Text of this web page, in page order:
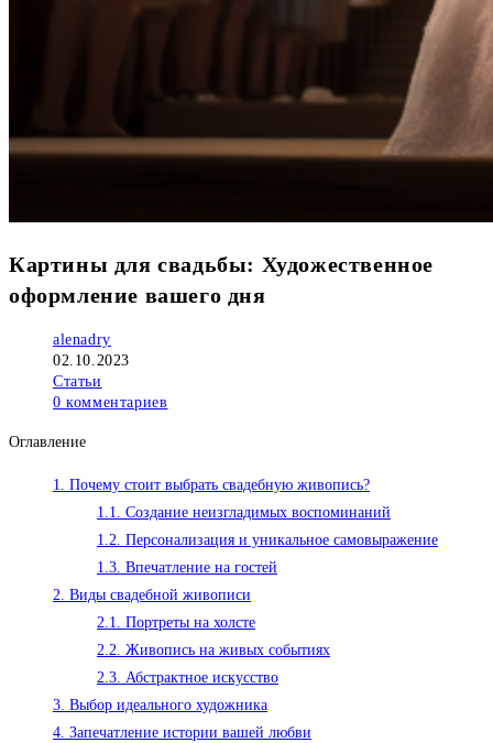
Картины для свадьбы: Художественное
оформление вашего дня
Автор
записи:
alenadry
Запись
опубликована:
02.10.2023
Рубрика
записи:
Статьи
Комментарии
записи:
0 комментариев
Оглавление
1. Почему стоит выбрать свадебную живопись?
1.1. Создание неизгладимых воспоминаний
1.2. Персонализация и уникальное самовыражение
1.3. Впечатление на гостей
2. Виды свадебной живописи
2.1. Портреты на холсте
2.2. Живопись на живых событиях
2.3. Абстрактное искусство
3. Выбор идеального художника
4. Запечатление истории вашей любви